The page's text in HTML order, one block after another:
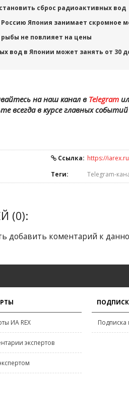
сброс радиоактивных вод
Япония занимает скромное
не повлияет на цены
вод в Японии может занять от 30
на наш канал вTelegram
всегда в курсе главных
Ссылка: https://
Теги: Telegram-
(0):
добавить коментарий к
ИА REX
экспертов
Подписка